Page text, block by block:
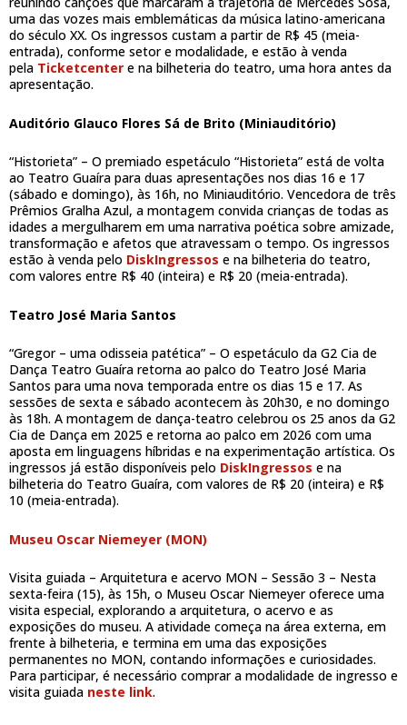
uma das vozes mais emblemáticas da música latino-americana
do século XX. Os ingressos custam a partir de R$ 45 (meia-
entrada), conforme setor e modalidade, e estão à venda
pela Ticketcenter e na bilheteria do teatro, uma hora antes da
apresentação.
Auditório Glauco Flores Sá de Brito (Miniauditório)
“Historieta” – O premiado espetáculo “Historieta” está de volta
ao Teatro Guaíra para duas apresentações nos dias 16 e 17
(sábado e domingo), às 16h, no Miniauditório. Vencedora de três
Prêmios Gralha Azul, a montagem convida crianças de todas as
idades a mergulharem em uma narrativa poética sobre amizade,
transformação e afetos que atravessam o tempo. Os ingressos
estão à venda pelo DiskIngressos e na bilheteria do teatro,
com valores entre R$ 40 (inteira) e R$ 20 (meia-entrada).
Teatro José Maria Santos
“Gregor – uma odisseia patética” – O espetáculo da G2 Cia de
Dança Teatro Guaíra retorna ao palco do Teatro José Maria
Santos para uma nova temporada entre os dias 15 e 17. As
sessões de sexta e sábado acontecem às 20h30, e no domingo
às 18h. A montagem de dança-teatro celebrou os 25 anos da G2
Cia de Dança em 2025 e retorna ao palco em 2026 com uma
aposta em linguagens híbridas e na experimentação artística. Os
ingressos já estão disponíveis pelo DiskIngressos e na
bilheteria do Teatro Guaíra, com valores de R$ 20 (inteira) e R$
10 (meia-entrada).
Museu Oscar Niemeyer (MON)
Visita guiada – Arquitetura e acervo MON – Sessão 3 – Nesta
sexta-feira (15), às 15h, o Museu Oscar Niemeyer oferece uma
visita especial, explorando a arquitetura, o acervo e as
exposições do museu. A atividade começa na área externa, em
frente à bilheteria, e termina em uma das exposições
permanentes no MON, contando informações e curiosidades.
Para participar, é necessário comprar a modalidade de ingresso e
visita guiada neste link.